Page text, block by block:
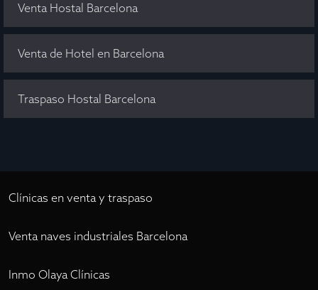
Venta Hostal Barcelona
Venta de Hotel en Barcelona
Traspaso Hostal Barcelona
Clínicas en venta y traspaso
Venta naves industriales Barcelona
Inmo Olaya Clínicas